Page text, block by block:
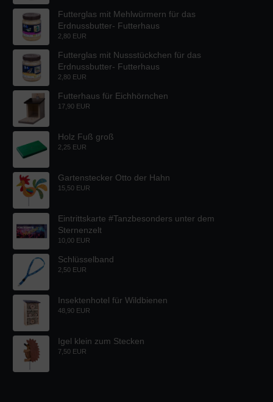
Futterglas mit Mehlwürmern für das
Erdnussbutter- Futterhaus
2,80 EUR
Futterglas mit Nussstückchen für das
Erdnussbutter- Futterhaus
2,80 EUR
Futterhaus für Eichhörnchen
17,90 EUR
Holz Fuß groß
2,25 EUR
Gartenstecker Otto der Hahn
15,50 EUR
Eintrittskarte #Tanzbesonders unter dem
Sternenzelt
10,00 EUR
Schlüsselband
2,50 EUR
Insektenhotel für Wildbienen
48,90 EUR
Igel klein zum Stecken
7,50 EUR